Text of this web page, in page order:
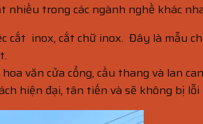
nhiều trong các ngành nghề khác
inox, cắt chữ inox. Đây là mẫu
văn cửa cổng, cầu thang và lan
hiện đại, tân tiến và sẽ không bị